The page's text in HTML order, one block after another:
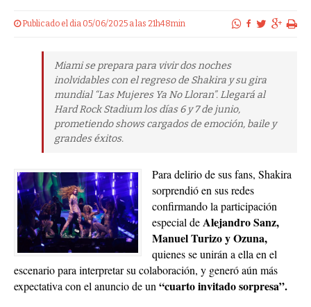
Publicado el dia 05/06/2025 a las 21h48min
Miami se prepara para vivir dos noches
inolvidables con el regreso de Shakira y su gira
mundial “Las Mujeres Ya No Lloran”. Llegará al
Hard Rock Stadium los días 6 y 7 de junio,
prometiendo shows cargados de emoción, baile y
grandes éxitos.
Para delirio de sus fans, Shakira
sorprendió en sus redes
confirmando la participación
especial deAlejandro Sanz,
Manuel Turizo y Ozuna,
quienes se unirán a ella en el
escenario para interpretar su colaboración, y generó aún más
expectativa con el anuncio de un “cuarto invitado sorpresa”.